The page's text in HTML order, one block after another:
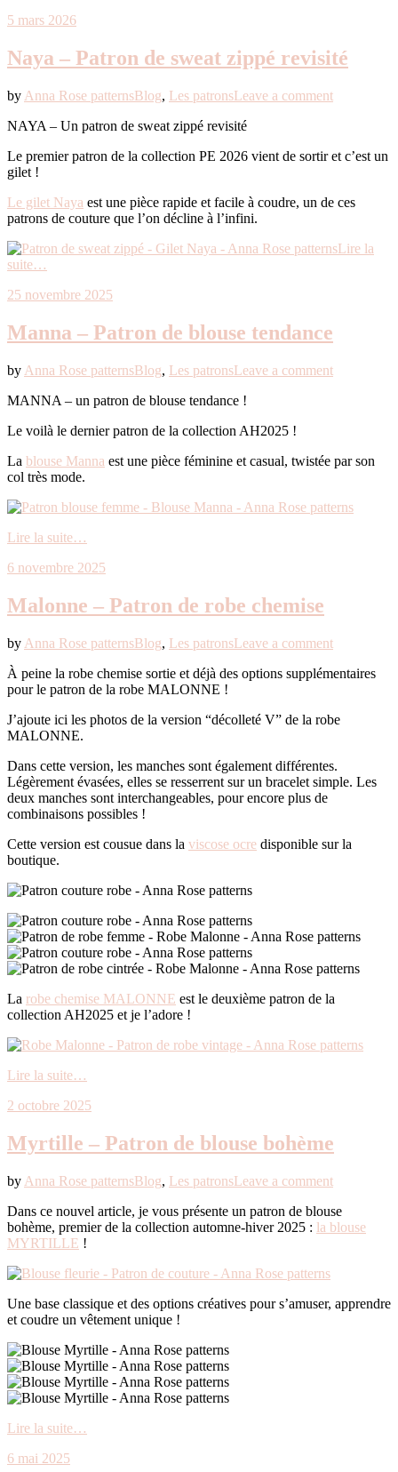
5 mars 2026
Naya – Patron de sweat zippé revisité
by Anna Rose patternsBlog, Les patronsLeave a comment
NAYA – Un patron de sweat zippé revisité
Le premier patron de la collection PE 2026 vient de sortir et c’est un
gilet !
Le gilet Naya est une pièce rapide et facile à coudre, un de ces
patrons de couture que l’on décline à l’infini.
Lire la
suite…
25 novembre 2025
Manna – Patron de blouse tendance
by Anna Rose patternsBlog, Les patronsLeave a comment
MANNA – un patron de blouse tendance !
Le voilà le dernier patron de la collection AH2025 !
La blouse Manna est une pièce féminine et casual, twistée par son
col très mode.
Lire la suite…
6 novembre 2025
Malonne – Patron de robe chemise
by Anna Rose patternsBlog, Les patronsLeave a comment
À peine la robe chemise sortie et déjà des options supplémentaires
pour le patron de la robe MALONNE !
J’ajoute ici les photos de la version “décolleté V” de la robe
MALONNE.
Dans cette version, les manches sont également différentes.
Légèrement évasées, elles se resserrent sur un bracelet simple. Les
deux manches sont interchangeables, pour encore plus de
combinaisons possibles !
Cette version est cousue dans la viscose ocre disponible sur la
boutique.
La robe chemise MALONNE est le deuxième patron de la
collection AH2025 et je l’adore !
Lire la suite…
2 octobre 2025
Myrtille – Patron de blouse bohème
by Anna Rose patternsBlog, Les patronsLeave a comment
Dans ce nouvel article, je vous présente un patron de blouse
bohème, premier de la collection automne-hiver 2025 : la blouse
MYRTILLE !
Une base classique et des options créatives pour s’amuser, apprendre
et coudre un vêtement unique !
Lire la suite…
6 mai 2025